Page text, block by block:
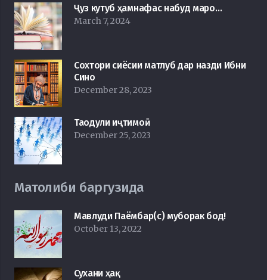
Ҷуз кутуб ҳамнафас набуд маро…
March 7, 2024
Сохтори сиёсии матлуб дар назди Ибни
Сино
December 28, 2023
Таодули иҷтимоӣ
December 25, 2023
Матолиби баргузида
Мавлуди Паёмбар(с) муборак бод!
October 13, 2022
Сухани ҳақ